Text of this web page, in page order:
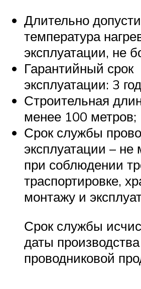
Длительно
температура
эксплуатации, не
Гарантийный срок
эксплуатации: 3
Строительная
менее 100 метров;
Срок службы
эксплуатации – не
при соблюдении
траспортировке,
монтажу и
Срок службы
даты
проводниковой